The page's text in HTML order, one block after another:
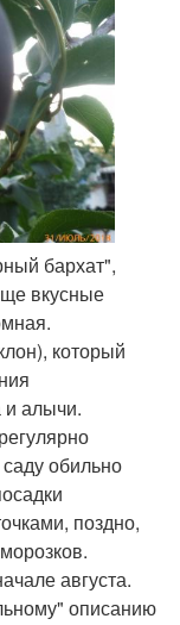
бархат",
вкусные
который
и алычи.
обильно
поздно,
августа.
описанию